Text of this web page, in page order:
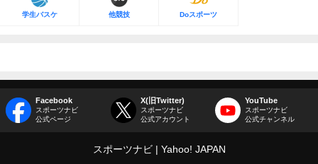
学生バスケ 他競技 Doスポーツ
Facebook
スポーツナビ
公式ページ
X(旧Twitter)
スポーツナビ
公式アカウント
YouTube
スポーツナビ
公式チャンネル
スポーツナビ Yahoo! JAPAN